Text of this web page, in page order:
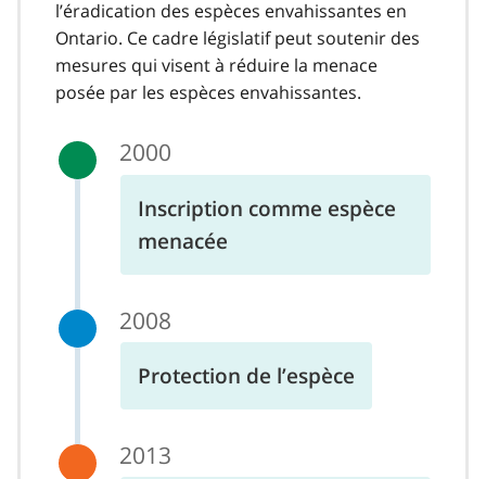
l’éradication des espèces envahissantes en
Ontario. Ce cadre législatif peut soutenir des
mesures qui visent à réduire la menace
posée par les espèces envahissantes.
2000
Inscription comme espèce
menacée
2008
Protection de l’espèce
2013